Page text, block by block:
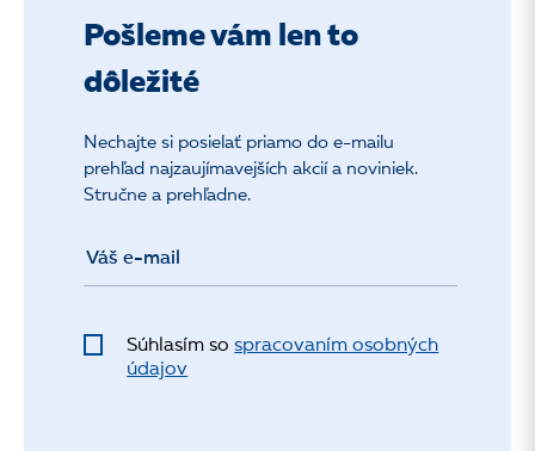
Pošleme vám len to
dôležité
Nechajte si posielať priamo do e-mailu
prehľad najzaujímavejších akcií a noviniek.
Stručne a prehľadne.
Súhlasím sospracovaním osobných
údajov